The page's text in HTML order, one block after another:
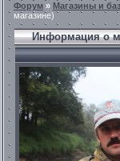
Форум » Магазины и
магазине)
Информация о